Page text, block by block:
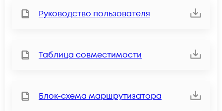
Руководство пользователя
Таблица совместимости
Блок-схема маршрутизатора